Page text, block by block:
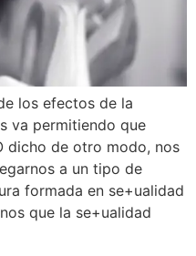
los efectos de la
va permitiendo que
dicho de otro modo, nos
a un tipo de
formada en se+ualidad
que la se+ualidad